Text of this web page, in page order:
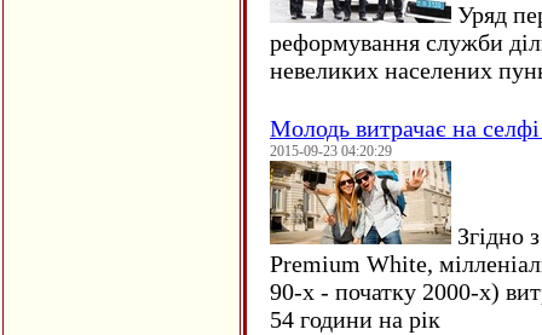
Уряд
реформування служби
невеликих населених
Молодь витрачає на
2015-09-23 04:20:29
Згідно
Premium White,
90-х - початку 2000-х)
54 години на рік